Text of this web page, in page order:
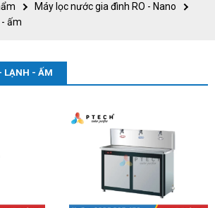
Máy lọc nước gia đình RO - Nano
ấm
LẠNH - ẤM